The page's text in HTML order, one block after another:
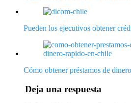
Pueden los ejecutivos obtener
Cómo obtener préstamos de
Deja una respuesta